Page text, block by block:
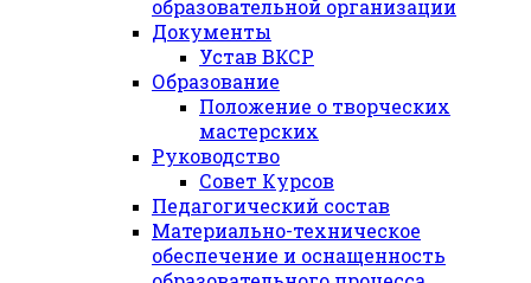
образовательной организации
Документы
Устав ВКСР
Образование
Положение о творческих
мастерских
Руководство
Совет Курсов
Педагогический состав
Материально-техническое
обеспечение и оснащенность